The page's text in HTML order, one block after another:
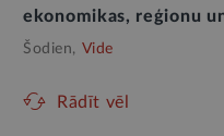
ekonomikas, reģionu
Šodien, Vide
Rādīt vēl